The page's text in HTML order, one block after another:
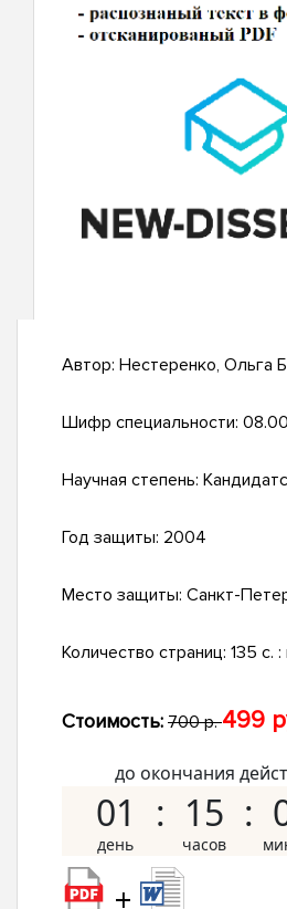
Автор: Нестеренко, Ольга
Шифр специальности:
Научная степень:
Год защиты: 2004
Место защиты: Санкт-
Количество страниц: 135 с. :
Стоимость: 700 р.499
до окончания
01 15